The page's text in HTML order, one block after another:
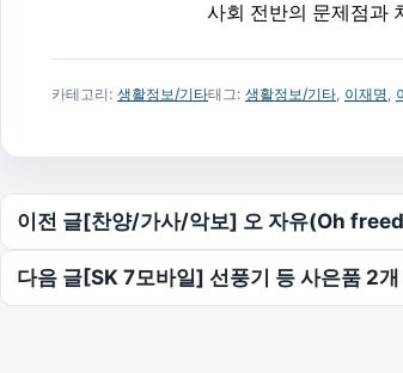
사회 전반의 문제점과
카테고리: 생활정보/기타태그: 생활정보/기타 이재명
글 탐색
이전 글[찬양/가사/악보] 오 자유(Oh
다음 글[SK 7모바일] 선풍기 등 사은품 2